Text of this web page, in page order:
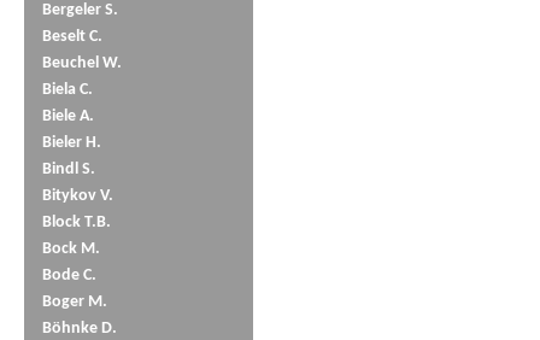
Bergeler S.
Beselt C.
Beuchel W.
Biela C.
Biele A.
Bieler H.
Bindl S.
Bitykov V.
Block T.B.
Bock M.
Bode C.
Boger M.
Böhnke D.